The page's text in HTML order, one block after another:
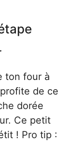
ton four à
de ce
dorée
Ce petit
! Pro tip :